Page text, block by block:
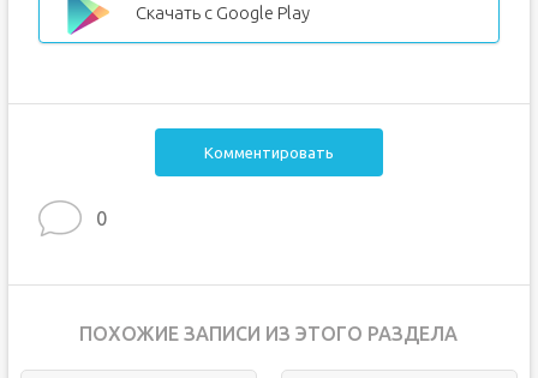
Скачать с Google Play
Комментировать
0
ПОХОЖИЕ ЗАПИСИ ИЗ ЭТОГО РАЗДЕЛА